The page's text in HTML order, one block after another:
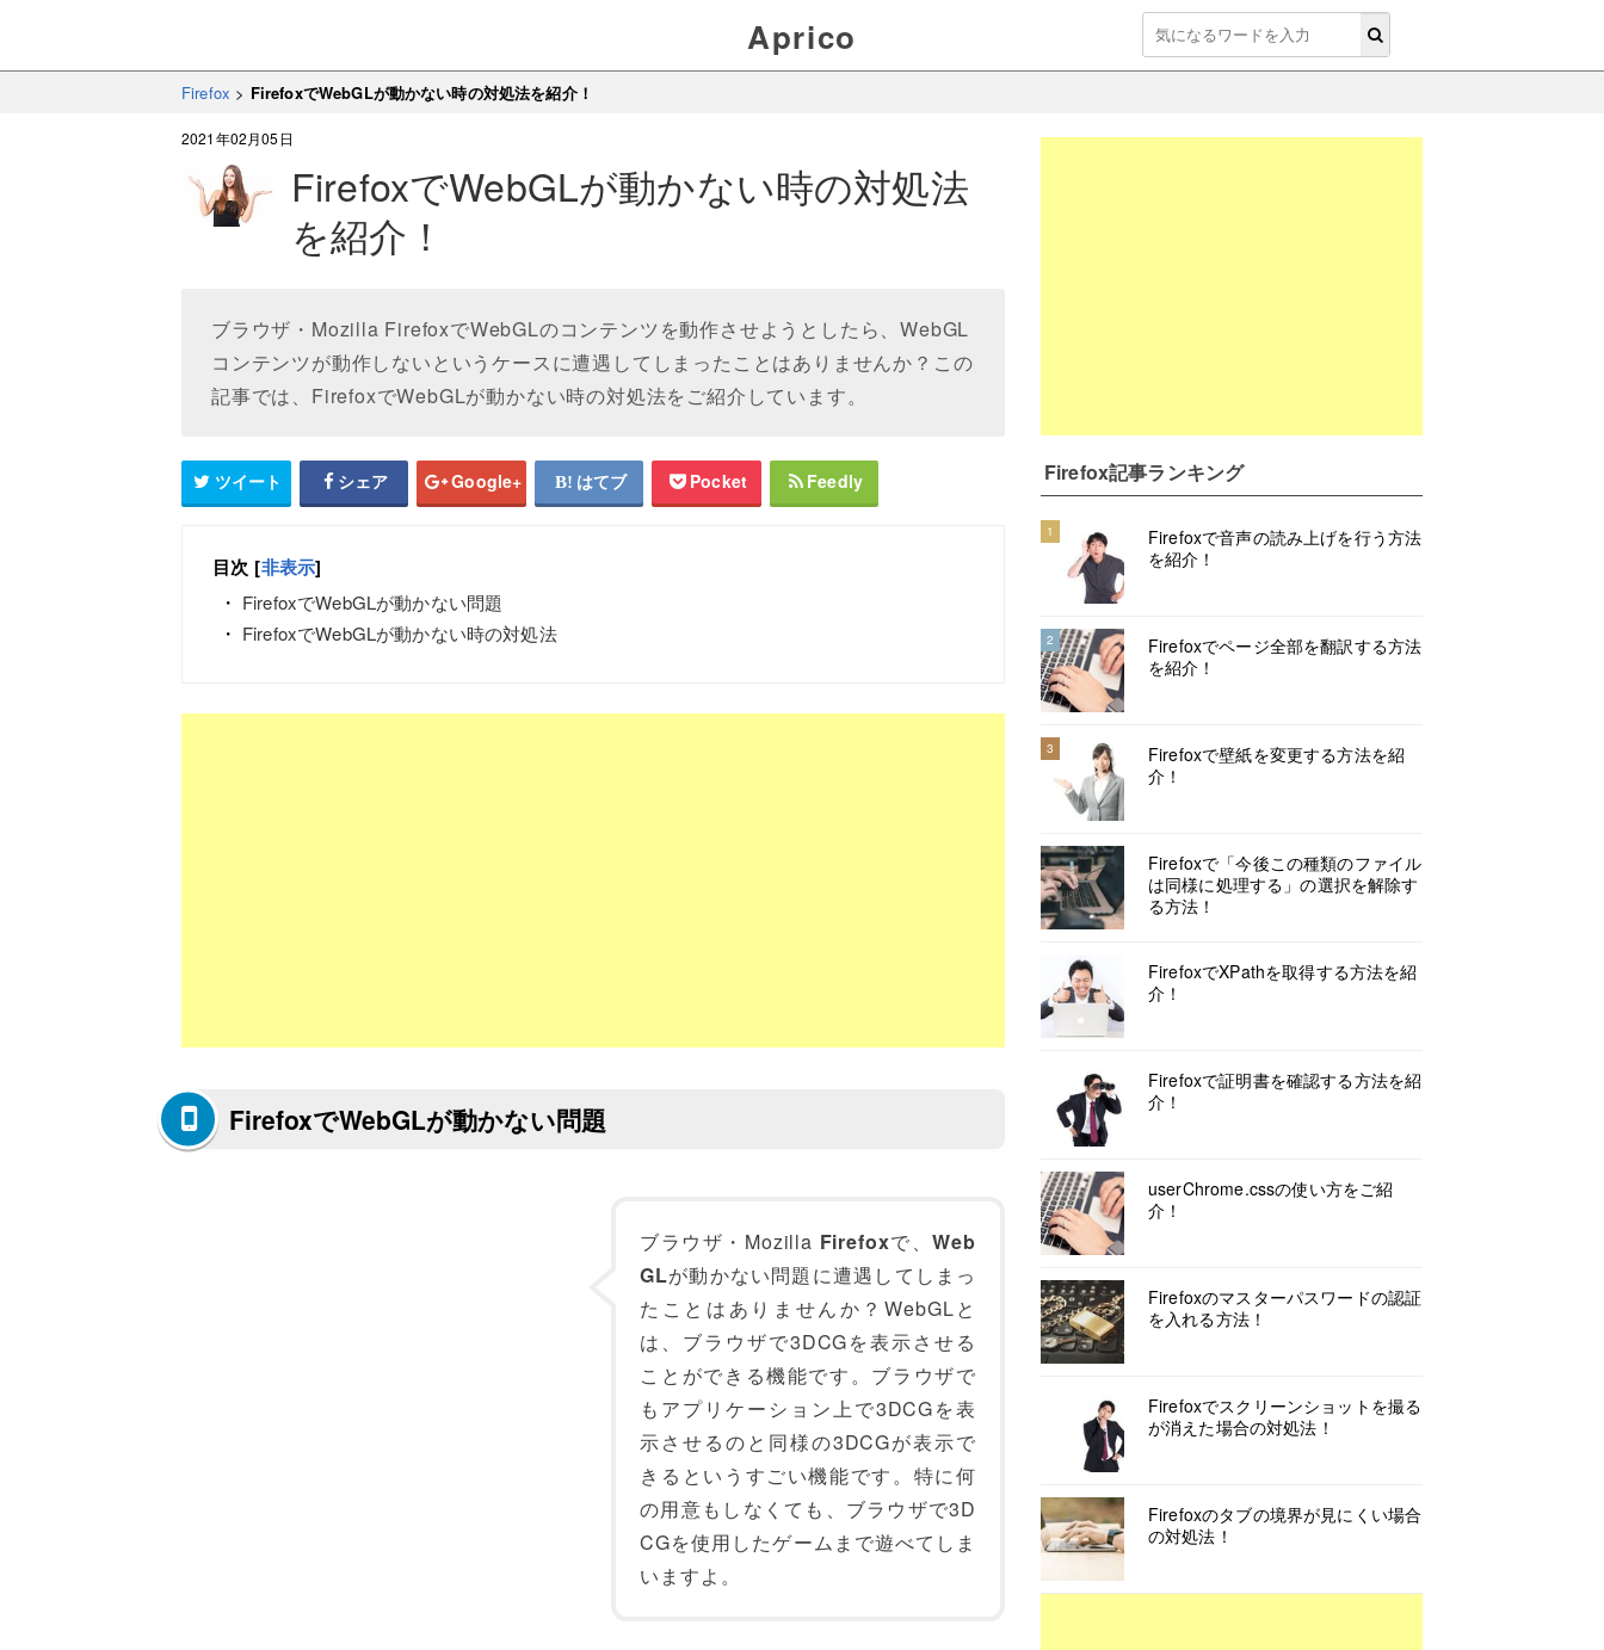
Aprico
Firefox > FirefoxでWebGLが動かない時の対処法を紹介！
2021年02月05日
FirefoxでWebGLが動かない時の対処法
を紹介！
ブラウザ・Mozilla FirefoxでWebGLのコンテンツを動作させようとしたら、WebGL
コンテンツが動作しないというケースに遭遇してしまったことはありませんか？この
記事では、FirefoxでWebGLが動かない時の対処法をご紹介しています。
ツイート シェア Google+ はてブ Pocket Feedly
目次 [非表示]
FirefoxでWebGLが動かない問題
FirefoxでWebGLが動かない時の対処法
FirefoxでWebGLが動かない問題
ブラウザ・Mozilla Firefoxで、Web
GLが動かない問題に遭遇してしまっ
たことはありませんか？WebGLと
は、ブラウザで3DCGを表示させる
ことができる機能です。ブラウザで
もアプリケーション上で3DCGを表
示させるのと同様の3DCGが表示で
きるというすごい機能です。特に何
の用意もしなくても、ブラウザで3D
CGを使用したゲームまで遊べてしま
いますよ。
Firefox記事ランキング
1
Firefoxで音声の読み上げを行う方法
を紹介！
2
Firefoxでページ全部を翻訳する方法
を紹介！
3
Firefoxで壁紙を変更する方法を紹
介！
Firefoxで「今後この種類のファイル
は同様に処理する」の選択を解除す
る方法！
FirefoxでXPathを取得する方法を紹
介！
Firefoxで証明書を確認する方法を紹
介！
userChrome.cssの使い方をご紹
介！
Firefoxのマスターパスワードの認証
を入れる方法！
Firefoxでスクリーンショットを撮る
が消えた場合の対処法！
Firefoxのタブの境界が見にくい場合
の対処法！